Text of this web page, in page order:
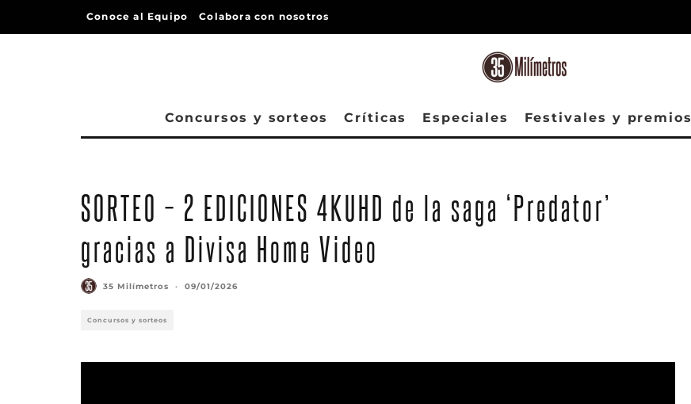
Conoce al Equipo Colabora con nosotros
Concursos y sorteos Críticas Especiales Festivales y premios
SORTEO – 2 EDICIONES 4KUHD de la saga ‘Predator’
gracias a Divisa Home Video
35 Milímetros · 09/01/2026
Concursos y sorteos